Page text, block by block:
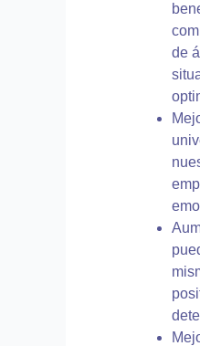
de